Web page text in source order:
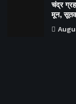
चंद्र
मून,